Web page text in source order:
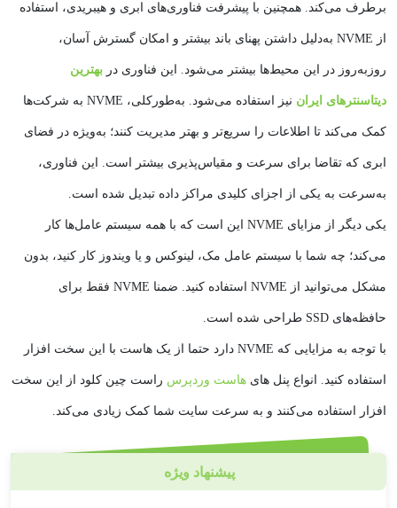
برطرف می‌کند. همچنین با پیشرفت فناوری‌های ابری و هیبریدی، استفاده
از NVME به‌دلیل داشتن پهنای باند بیشتر و امکان گسترش آسان،
روزبه‌روز در این محیط‌ها بیشتر می‌شود. این فناوری در بهترین
دیتاسنترهای ایران نیز استفاده می‌شود. به‌طورکلی، NVME به شرکت‌ها
کمک می‌کند تا اطلاعات را سریع‌تر و بهتر مدیریت کنند؛ به‌ویژه در فضای
ابری که تقاضا برای سرعت و مقیاس‌پذیری بیشتر است. این فناوری،
به‌سرعت به یکی از اجزای کلیدی مراکز داده تبدیل شده است.
یکی دیگر از مزایای NVME این است که با همه سیستم عامل‌ها کار
می‌کند؛ چه شما با سیستم عامل مک، لینوکس و یا ویندوز کار کنید، بدون
مشکل می‌توانید از NVME استفاده کنید. ضمنا NVME فقط برای
حافظه‌های SSD طراحی شده است.
با توجه به مزایایی که NVME دارد حتما از یک هاست با این سخت افزار
استفاده کنید. انواع پنل های هاست وردپرس راست چین کلود از این سخت
افزار استفاده می‌کنند و به سرعت سایت شما کمک زیادی می‌کند.
پیشنهاد ویژه